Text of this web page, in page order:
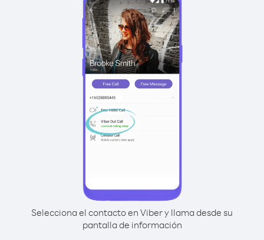
Selecciona el contacto en Viber y llama desde su
pantalla de información